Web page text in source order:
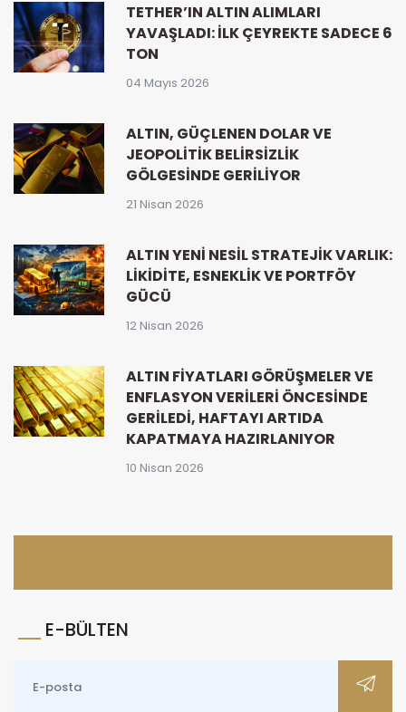
TETHER’IN ALTIN ALIMLARI
YAVAŞLADI: İLK ÇEYREKTE SADECE 6
TON
04 Mayıs 2026
ALTIN, GÜÇLENEN DOLAR VE
JEOPOLITIK BELIRSIZLIK
GÖLGESINDE GERILIYOR
21 Nisan 2026
ALTIN YENI NESIL STRATEJIK VARLIK:
LIKIDITE, ESNEKLIK VE PORTFÖY
GÜCÜ
12 Nisan 2026
ALTIN FIYATLARI GÖRÜŞMELER VE
ENFLASYON VERILERI ÖNCESINDE
GERILEDI, HAFTAYI ARTIDA
KAPATMAYA HAZIRLANIYOR
10 Nisan 2026
E-BÜLTEN